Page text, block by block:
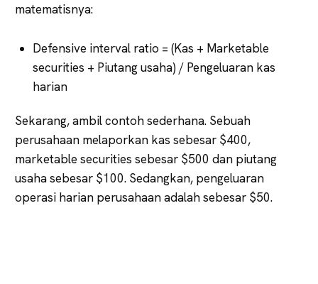
matematisnya:
Defensive interval ratio = (Kas + Marketable
securities + Piutang usaha) / Pengeluaran kas
harian
Sekarang, ambil contoh sederhana. Sebuah
perusahaan melaporkan kas sebesar $400,
marketable securities sebesar $500 dan piutang
usaha sebesar $100. Sedangkan, pengeluaran
operasi harian perusahaan adalah sebesar $50.